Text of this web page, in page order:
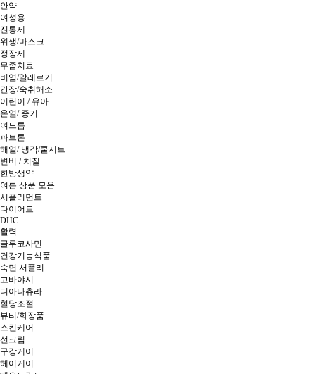
안약
여성용
진통제
위생/마스크
정장제
무좀치료
비염/알레르기
간장/숙취해소
어린이 / 유아
온열/ 증기
여드름
파브론
해열/ 냉각/쿨시트
변비 / 치질
한방생약
여름 상품 모음
서플리먼트
다이어트
DHC
활력
글루코사민
건강기능식품
숙면 서플리
고바야시
디아나츄라
혈당조절
뷰티/화장품
스킨케어
선크림
구강케어
헤어케어